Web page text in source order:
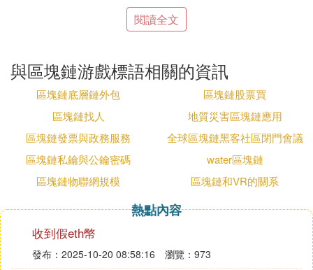
還有近百個團隊和項目開展與Ulord公鏈的洽談合
社群是否有DAO（分布式自治組織）的屬性，這個天
然適合區塊鏈，
關於社群的治理。不管是社群的運營模式，還是開發
者社群的組織形式，現在其實是在一個量變到質變的
過程。大家已經意識到社群的重要作用。
Ulord採用「人人都可以參與，人人都可以為生態貢
獻力量」的社區自治模式。
我們會有一些新的社群治理模式，包括一些開發者的
協作、大規模的開源社群的協作模式會誕生並蓬勃發
展。
閱讀全文
與區塊鏈游戲標語相關的資訊
區塊鏈底層鏈外包
區塊鏈股票買
區塊鏈找人
地質災害區塊鏈應用
區塊鏈發票與政務服務
全球區塊鏈黑客社區閉門會議
區塊鏈私鑰與公鑰密碼
water區塊鏈
區塊鏈物聯網規模
區塊鏈和VR的關系
熱點內容
收到假eth幣
發布：2025-10-20 08:58:16 瀏覽：973